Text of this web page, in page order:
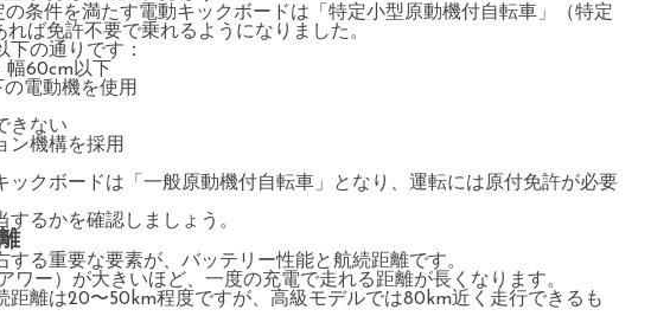
条件を満たす電動キックボードは「特定小型原動機付自転車」（特定
ば免許不要で乗れるようになりました。
の通りです：
幅60cm以下
電動機を使用
きない
ン機構を採用
ックボードは「一般原動機付自転車」となり、運転には原付免許が必要
るかを確認しましょう。
る重要な要素が、バッテリー性能と航続距離です。
ワー）が大きいほど、一度の充電で走れる距離が長くなります。
距離は20〜50km程度ですが、高級モデルでは80km近く走行できるも